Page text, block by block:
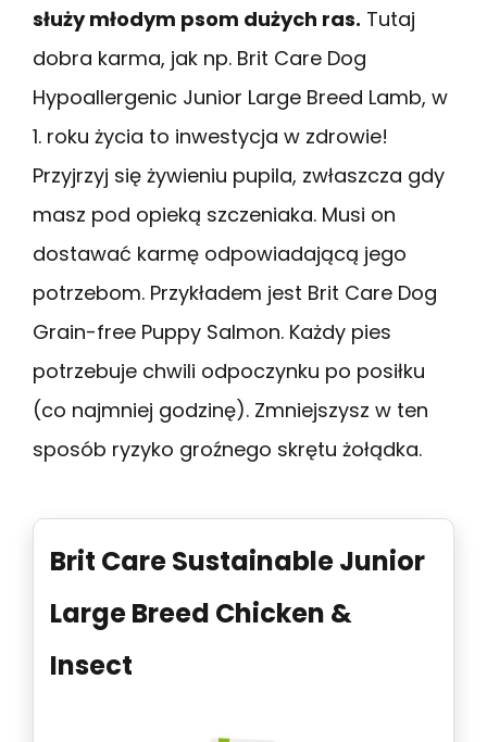
służy młodym psom dużych ras. Tutaj
dobra karma, jak np. Brit Care Dog
Hypoallergenic Junior Large Breed Lamb, w
1. roku życia to inwestycja w zdrowie!
Przyjrzyj się żywieniu pupila, zwłaszcza gdy
masz pod opieką szczeniaka. Musi on
dostawać karmę odpowiadającą jego
potrzebom. Przykładem jest Brit Care Dog
Grain-free Puppy Salmon. Każdy pies
potrzebuje chwili odpoczynku po posiłku
(co najmniej godzinę). Zmniejszysz w ten
sposób ryzyko groźnego skrętu żołądka.
Brit Care Sustainable Junior
Large Breed Chicken &
Insect